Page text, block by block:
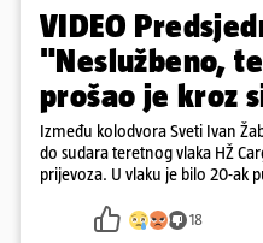
VIDEO
"Neslužbeno,
prošao je kroz
Između kolodvora Sveti Ivan
do sudara teretnog vlaka HŽ
prijevoza. U vlaku je bilo 20-ak
18